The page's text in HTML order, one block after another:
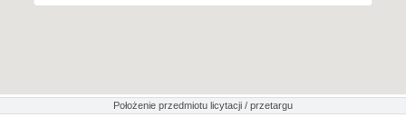
Położenie przedmiotu licytacji / przetargu